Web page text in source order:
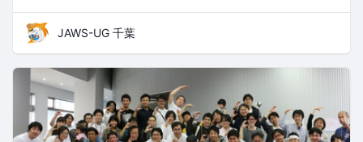
JAWS-UG 千葉